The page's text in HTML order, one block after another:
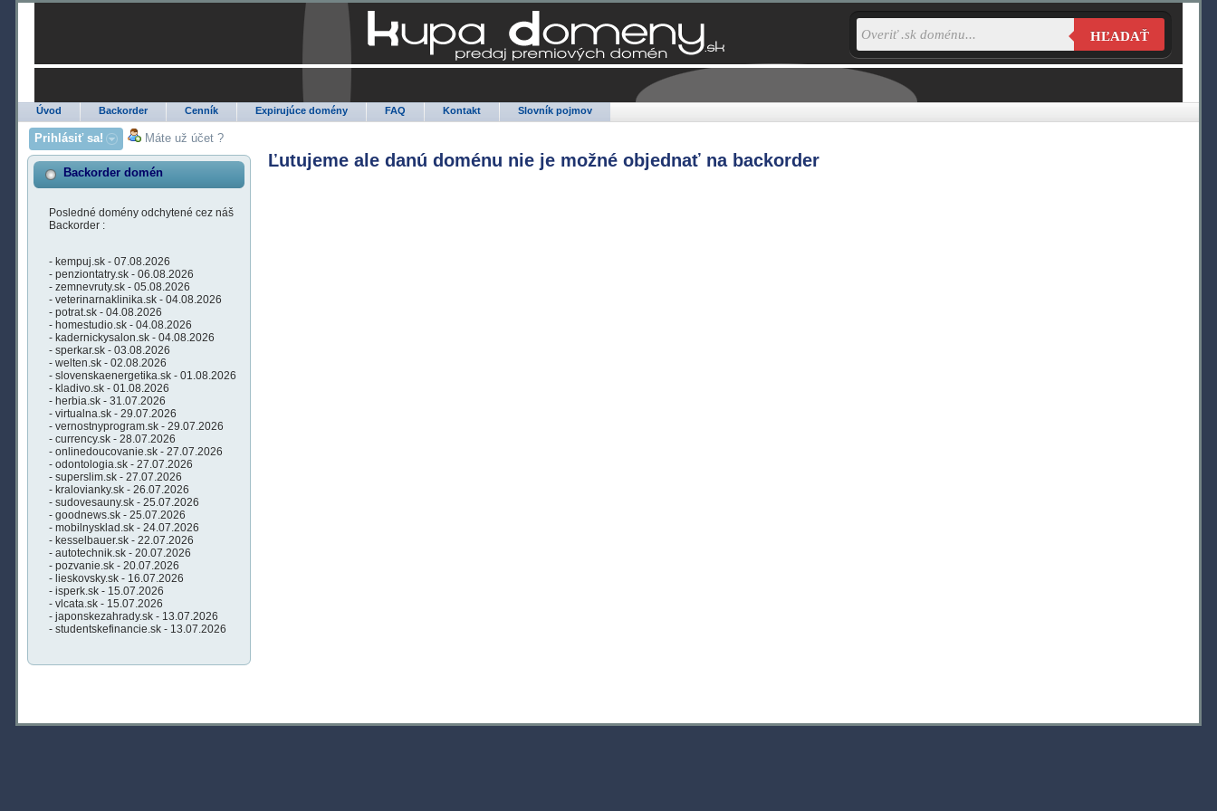
Úvod Backorder Cenník Expirujúce domény FAQ Kontakt Slovník pojmov
HĽADAŤ
Prihlásiť sa! Máte už účet ?
Backorder domén
Posledné domény odchytené cez náš
Backorder :
- kempuj.sk - 07.08.2026
- penziontatry.sk - 06.08.2026
- zemnevruty.sk - 05.08.2026
- veterinarnaklinika.sk - 04.08.2026
- potrat.sk - 04.08.2026
- homestudio.sk - 04.08.2026
- kadernickysalon.sk - 04.08.2026
- sperkar.sk - 03.08.2026
- welten.sk - 02.08.2026
- slovenskaenergetika.sk - 01.08.2026
- kladivo.sk - 01.08.2026
- herbia.sk - 31.07.2026
- virtualna.sk - 29.07.2026
- vernostnyprogram.sk - 29.07.2026
- currency.sk - 28.07.2026
- onlinedoucovanie.sk - 27.07.2026
- odontologia.sk - 27.07.2026
- superslim.sk - 27.07.2026
- kralovianky.sk - 26.07.2026
- sudovesauny.sk - 25.07.2026
- goodnews.sk - 25.07.2026
- mobilnysklad.sk - 24.07.2026
- kesselbauer.sk - 22.07.2026
- autotechnik.sk - 20.07.2026
- pozvanie.sk - 20.07.2026
- lieskovsky.sk - 16.07.2026
- isperk.sk - 15.07.2026
- vlcata.sk - 15.07.2026
- japonskezahrady.sk - 13.07.2026
- studentskefinancie.sk - 13.07.2026
Ľutujeme ale danú doménu nie je možné objednať na backorder